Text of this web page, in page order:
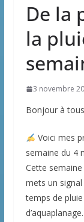
De la
la
3 novembre
Bonjour à
Voici mes
semaine du 4
Cette
mets un
temps de
d’aquaplanage.